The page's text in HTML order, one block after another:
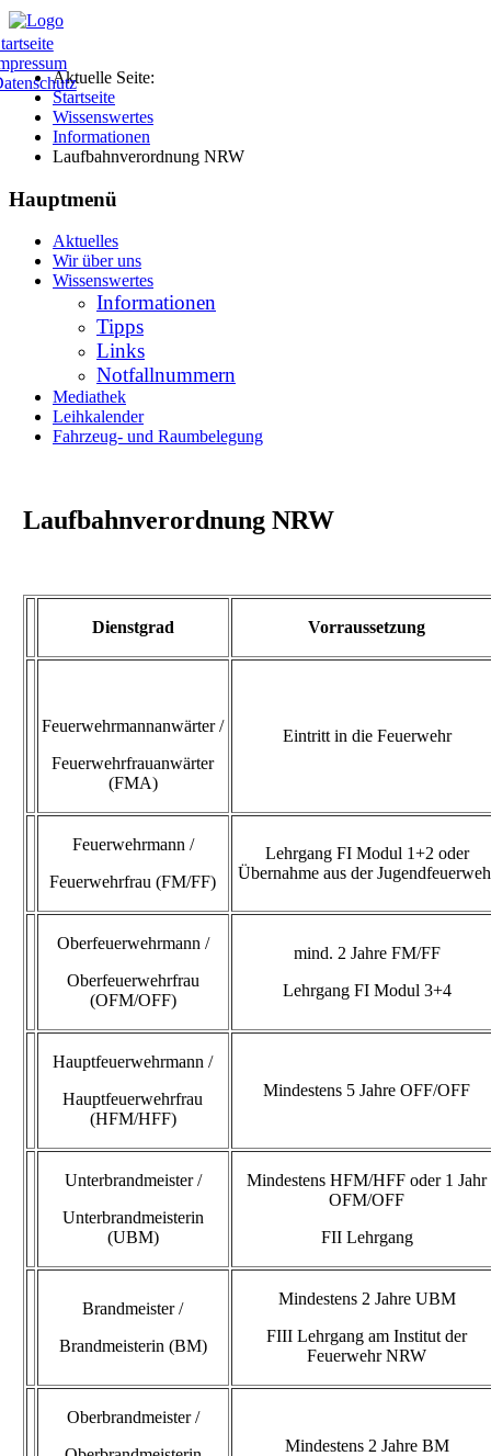
Aktuelle Seite:
Startseite
Wissenswertes
Informationen
Laufbahnverordnung NRW
Hauptmenü
Aktuelles
Wir über uns
Wissenswertes
Informationen
Tipps
Links
Notfallnummern
Mediathek
Leihkalender
Fahrzeug- und Raumbelegung
Laufbahnverordnung NRW
Dienstgrad Vorraussetzung
Feuerwehrmannanwärter /
Feuerwehrfrauanwärter
(FMA)
Eintritt in die Feuerwehr
Feuerwehrmann /
Feuerwehrfrau (FM/FF)
Lehrgang FI Modul 1+2 oder
Übernahme aus der
Oberfeuerwehrmann /
Oberfeuerwehrfrau
(OFM/OFF)
mind. 2 Jahre FM/FF
Lehrgang FI Modul 3+4
Hauptfeuerwehrmann /
Hauptfeuerwehrfrau
(HFM/HFF)
Mindestens 5 Jahre OFF/OFF
Unterbrandmeister /
Unterbrandmeisterin
(UBM)
Mindestens HFM/HFF oder 1 Jahr
OFM/OFF
FII Lehrgang
Brandmeister /
Brandmeisterin (BM)
Mindestens 2 Jahre UBM
FIII Lehrgang am Institut der
Feuerwehr NRW
Oberbrandmeister /
Mindestens 2 Jahre BM